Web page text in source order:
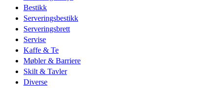
Bestikk
Serveringsbestikk
Serveringsbrett
Servise
Kaffe & Te
Møbler & Barriere
Skilt & Tavler
Diverse